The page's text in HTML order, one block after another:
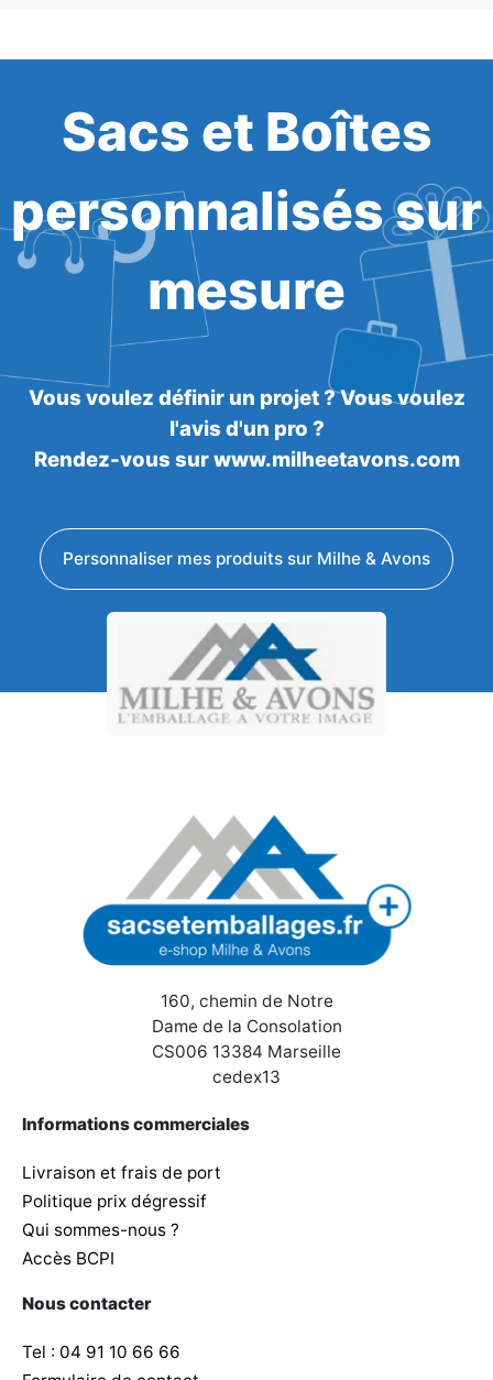
Sacs et Boîtes
personnalisés sur
mesure
Vous voulez définir un projet ? Vous voulez
l'avis d'un pro ?
Rendez-vous sur www.milheetavons.com
Personnaliser mes produits sur Milhe & Avons
160, chemin de Notre
Dame de la Consolation
CS006 13384 Marseille
cedex13
Informations commerciales
Livraison et frais de port
Politique prix dégressif
Qui sommes-nous ?
Accès BCPI
Nous contacter
Tel : 04 91 10 66 66